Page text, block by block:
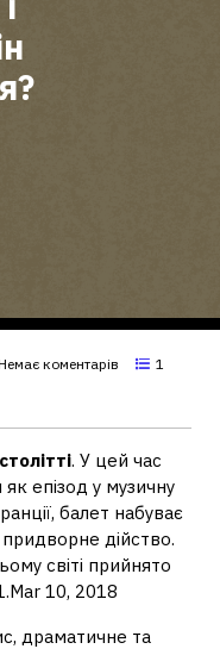
коментарів
1
. У цей час
епізод у музичну
балет набуває
дійство.
світі прийнято
10, 2018
драматичне та